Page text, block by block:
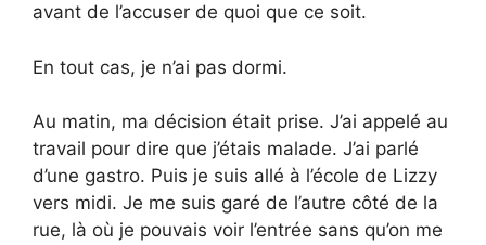
avant de l’accuser de quoi que ce soit.
En tout cas, je n’ai pas dormi.
Au matin, ma décision était prise. J’ai appelé au
travail pour dire que j’étais malade. J’ai parlé
d’une gastro. Puis je suis allé à l’école de Lizzy
vers midi. Je me suis garé de l’autre côté de la
rue, là où je pouvais voir l’entrée sans qu’on me